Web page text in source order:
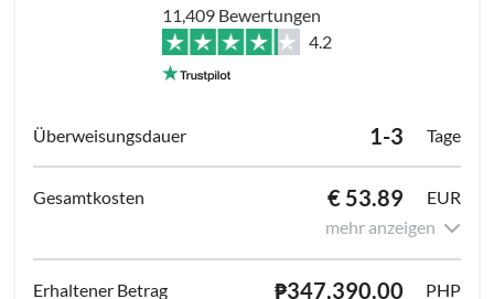
11,409 Bewertungen
4.2
1-3 Tage
€ 53.89
EUR
mehr anzeigen
₱347,390.00 PHP